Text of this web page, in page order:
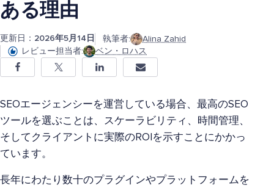
ある理由
更新日： 2026年5月14日 執筆者:
Alina Zahid
レビュー担当者:
ベン・ロハス
SEOエージェンシーを運営している場合、最高のSEO
ツールを選ぶことは、スケーラビリティ、時間管理、
そしてクライアントに実際のROIを示すことにかかっ
ています。
長年にわたり数十のプラグインやプラットフォームを